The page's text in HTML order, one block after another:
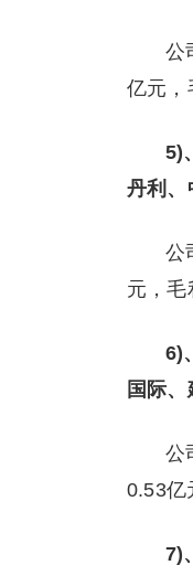
公
亿元，
5)
丹利、
公
元，毛
6)
国际、
公
0.53亿
7)